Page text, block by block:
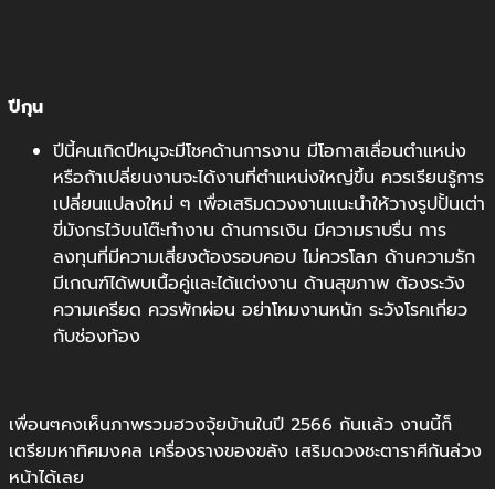
ปีกุน
ปีนี้คนเกิดปีหมูจะมีโชคด้านการงาน มีโอกาสเลื่อนตำแหน่ง
หรือถ้าเปลี่ยนงานจะได้งานที่ตำแหน่งใหญ่ขึ้น ควรเรียนรู้การ
เปลี่ยนแปลงใหม่ ๆ เพื่อเสริมดวงงานแนะนำให้วางรูปปั้นเต่า
ขี่มังกรไว้บนโต๊ะทำงาน ด้านการเงิน มีความราบรื่น การ
ลงทุนที่มีความเสี่ยงต้องรอบคอบ ไม่ควรโลภ ด้านความรัก
มีเกณฑ์ได้พบเนื้อคู่และได้แต่งงาน ด้านสุขภาพ ต้องระวัง
ความเครียด ควรพักผ่อน อย่าโหมงานหนัก ระวังโรคเกี่ยว
กับช่องท้อง
เพื่อนๆคงเห็นภาพรวมฮวงจุ้ยบ้านในปี 2566 กันเเล้ว งานนี้ก็
เตรียมหาทิศมงคล เครื่องรางของขลัง เสริมดวงชะตาราศีกันล่วง
หน้าได้เลย